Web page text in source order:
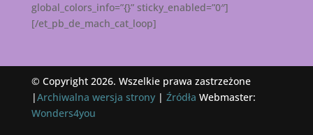
global_colors_info=”{}” sticky_enabled=”0″]
[/et_pb_de_mach_cat_loop]
© Copyright 2026. Wszelkie prawa zastrzeżone
|Archiwalna wersja strony| Źródła Webmaster:
Wonders4you